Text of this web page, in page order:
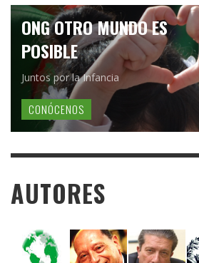
ONG OTRO MUNDO ES
POSIBLE
Juntos por la Infancia
CONÓCENOS
AUTORES